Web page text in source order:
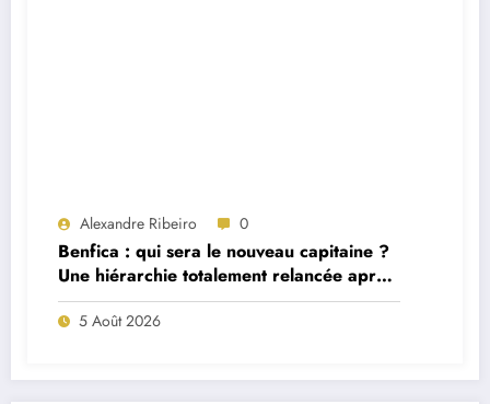
Alexandre Ribeiro 0
Benfica : qui sera le nouveau capitaine ?
Une hiérarchie totalement relancée après
deux départs majeurs
5 Août 2026